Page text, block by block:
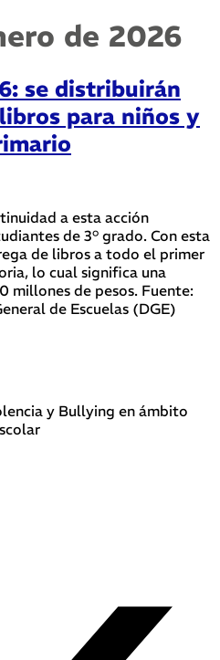
de 2026
se distribuirán
para niños y
a esta acción
de 3° grado. Con esta
de libros a todo el primer
lo cual significa una
millones de pesos. Fuente:
de Escuelas (DGE)
y Bullying en ámbito